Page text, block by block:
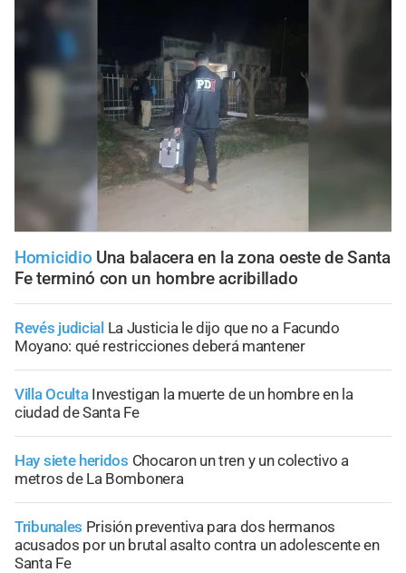
Homicidio Una balacera en la zona oeste de Santa
Fe terminó con un hombre acribillado
Revés judicial La Justicia le dijo que no a Facundo
Moyano: qué restricciones deberá mantener
Villa Oculta Investigan la muerte de un hombre en la
ciudad de Santa Fe
Hay siete heridos Chocaron un tren y un colectivo a
metros de La Bombonera
Tribunales Prisión preventiva para dos hermanos
acusados por un brutal asalto contra un adolescente en
Santa Fe